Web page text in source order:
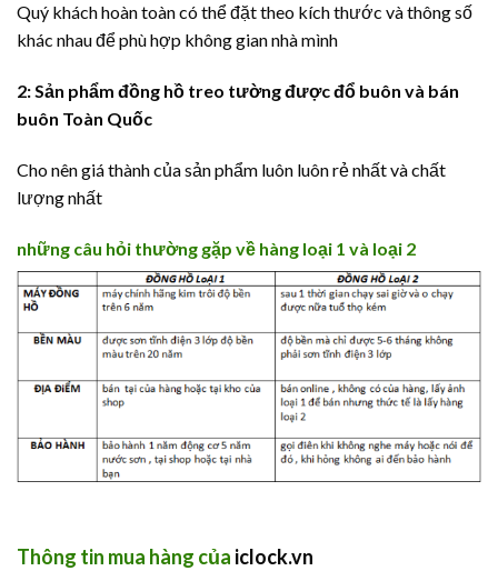
Quý khách hoàn toàn có thể đặt theo kích thước và thông số
khác nhau để phù hợp không gian nhà mình
2: Sản phẩm đồng hồ treo tường được đổ buôn và bán
buôn Toàn Quốc
Cho nên giá thành của sản phẩm luôn luôn rẻ nhất và chất
lượng nhất
những câu hỏi thường gặp về hàng loại 1 và loại 2
Thông tin mua hàng của iclock.vn